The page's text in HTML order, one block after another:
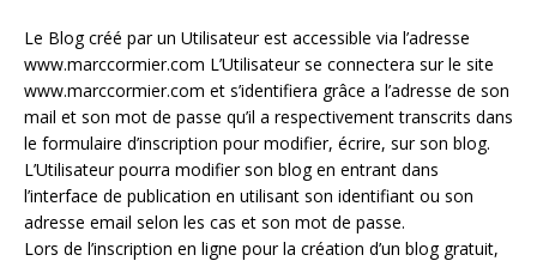
Le Blog créé par un Utilisateur est accessible via l’adresse
www.marccormier.com L’Utilisateur se connectera sur le site
www.marccormier.com et s’identifiera grâce a l’adresse de son
mail et son mot de passe qu’il a respectivement transcrits dans
le formulaire d’inscription pour modifier, écrire, sur son blog.
L’Utilisateur pourra modifier son blog en entrant dans
l’interface de publication en utilisant son identifiant ou son
adresse email selon les cas et son mot de passe.
Lors de l’inscription en ligne pour la création d’un blog gratuit,